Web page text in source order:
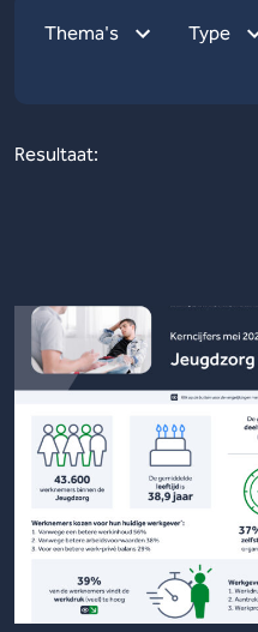
Thema's Type
Resultaat: